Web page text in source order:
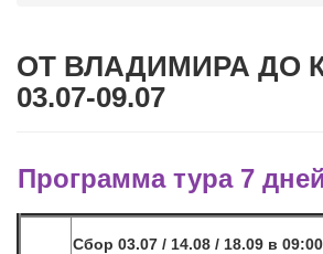
ОТ ВЛАДИМИРА ДО
03.07-09.07
Программа тура 7
Сбор 03.07 / 14.08 / 18.09 в